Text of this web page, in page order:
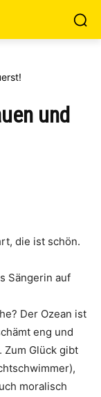
und
die ist schön.
Sängerin auf
Der Ozean ist
eng und
Glück gibt
moralisch